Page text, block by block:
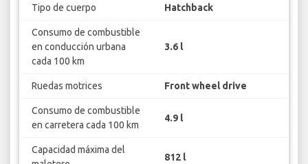
Tipo de cuerpo Hatchback
Consumo de combustible
en conducción urbana
cada 100 km
3.6 l
Ruedas motrices Front wheel drive
Consumo de combustible
en carretera cada 100 km
4.9 l
Capacidad máxima del
812 l